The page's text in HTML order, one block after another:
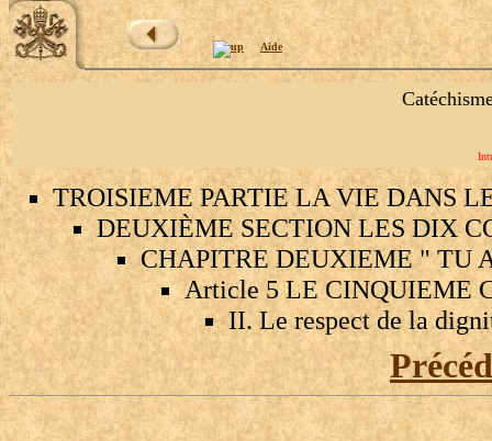
Aide
TROISIEME PARTIE LA VIE DANS
DEUXIÈME SECTION LES DIX
CHAPITRE DEUXIEME " TU
Article 5 LE CINQUIEME
II. Le respect de la